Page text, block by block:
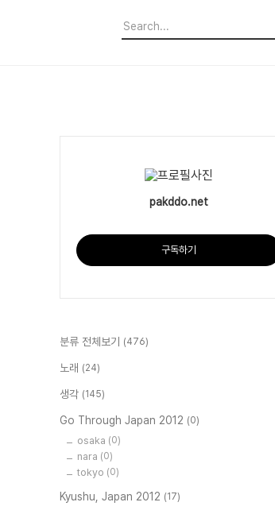
pakddo.net
구독하기
분류 전체보기 (476)
노래 (24)
생각 (145)
Go Through Japan 2012 (0)
osaka (0)
nara (0)
tokyo (0)
Kyushu, Japan 2012 (17)